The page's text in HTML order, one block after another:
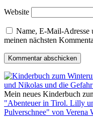
Website
Name, E-Mail-Adresse
meinen nächsten
Mein neues Kinderbuch
"Abenteuer in Tirol. Lilly
Pulverschnee" von Verena